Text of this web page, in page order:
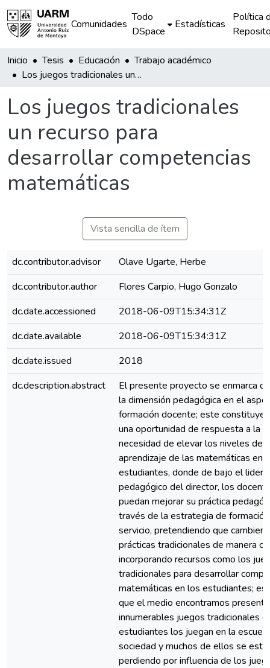
Comunidades
Todo
DSpace
Estadísticas
Política
Inicio Tesis Educación
Trabajo académico
Los juegos tradicionales un recurso para desarrollar competencias matemáticas
Los juegos tradicionales
un recurso para
desarrollar competencias
matemáticas
Vista sencilla de ítem
dc.contributor.advisor
Olave Ugarte, Herbe
dc.contributor.author
Flores Carpio, Hugo Gonzalo
dc.date.accessioned
2018-06-09T15:34:31Z
dc.date.available
2018-06-09T15:34:31Z
dc.date.issued
2018
dc.description.abstract
El presente proyecto se enmarca
la dimensión pedagógica en el
formación docente; este constituye
una oportunidad de respuesta a la
necesidad de elevar los niveles de
aprendizaje de las matemáticas en
estudiantes, donde de bajo el
pedagógico del director, los
puedan mejorar su práctica
través de la estrategia de
servicio, pretendiendo que cambien
prácticas tradicionales de manera
incorporando recursos como los
tradicionales para desarrollar
matemáticas en los estudiantes; es
que el medio encontramos presenta
innumerables juegos tradicionales
estudiantes los juegan en la
sociedad y muchos de ellos se
perdiendo por influencia de los